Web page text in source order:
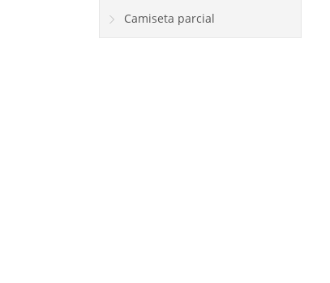
Camiseta parcial